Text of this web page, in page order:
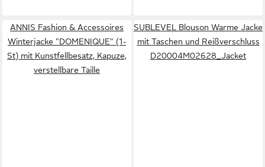
ANNIS Fashion & Accessoires
Winterjacke "DOMENIQUE" (1-
St) mit Kunstfellbesatz, Kapuze,
verstellbare Taille
SUBLEVEL Blouson Warme Jacke
mit Taschen und Reißverschluss
D20004M02628_Jacket